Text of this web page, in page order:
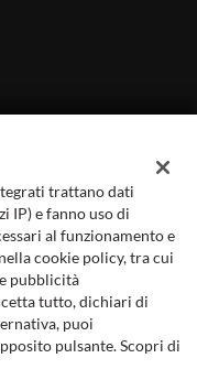
trattano dati
IP) e fanno uso di
al funzionamento e
cookie policy, tra cui
pubblicità
tutto, dichiari di
puoi
pulsante. Scopri di